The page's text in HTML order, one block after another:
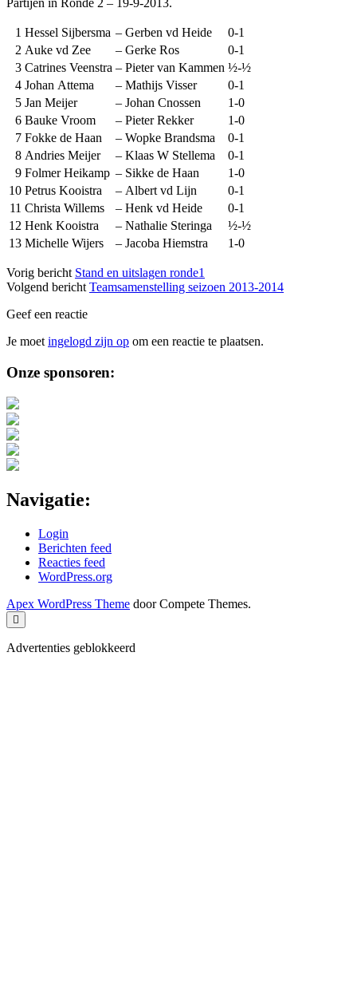
Partijen in Ronde 2 – 19-9-2013.
1 Hessel Sijbersma – Gerben vd Heide
0-1
2 Auke vd Zee – Gerke Ros
0-1
3 Catrines Veenstra – Pieter van Kammen ½-½
4 Johan Attema – Mathijs Visser
0-1
5 Jan Meijer – Johan Cnossen
1-0
6 Bauke Vroom – Pieter Rekker
1-0
7 Fokke de Haan – Wopke Brandsma
0-1
8 Andries Meijer – Klaas W Stellema
0-1
9 Folmer Heikamp – Sikke de Haan
1-0
10 Petrus Kooistra – Albert vd Lijn
0-1
11 Christa Willems – Henk vd Heide
0-1
12 Henk Kooistra – Nathalie Steringa
½-½
13 Michelle Wijers – Jacoba Hiemstra 1-0
Vorig bericht Stand en uitslagen ronde1
Volgend bericht Teamsamenstelling seizoen 2013-2014
Geef een reactie
Je moetingelogd zijn op om een reactie te plaatsen.
Sidebar
Onze sponsoren:
Navigatie:
Login
Berichten feed
Reacties feed
WordPress.org
Apex WordPress Theme door Compete Themes.
Scroll
naar
boven
Advertenties geblokkeerd